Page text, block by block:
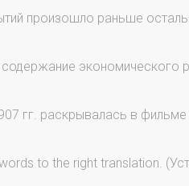
произошло раньше
экономического
гг. раскрывалась в
to the right translation.